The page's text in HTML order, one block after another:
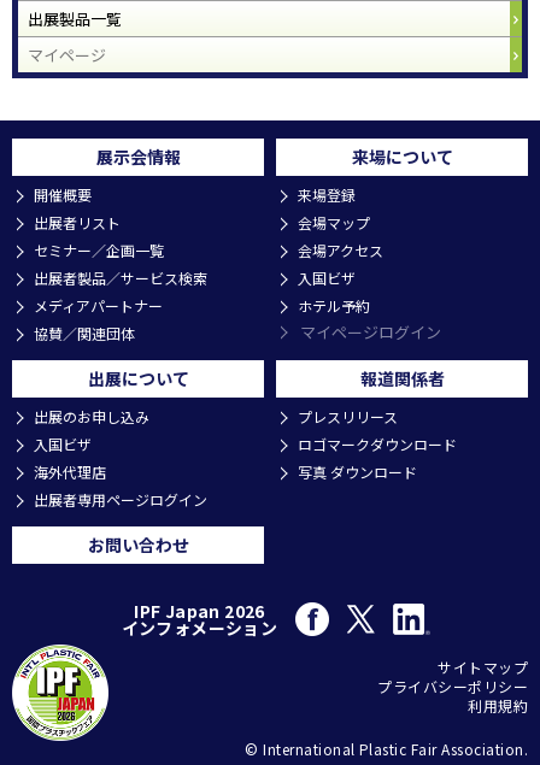
出展製品一覧
マイページ
展示会情報
開催概要
出展者リスト
セミナー／企画一覧
出展者製品／サービス検索
メディアパートナー
協賛／関連団体
来場について
来場登録
会場マップ
会場アクセス
入国ビザ
ホテル予約
マイページログイン
出展について
出展のお申し込み
入国ビザ
海外代理店
出展者専用ページログイン
報道関係者
プレスリリース
ロゴマークダウンロード
写真 ダウンロード
お問い合わせ
IPF Japan 2026
インフォメーション
サイトマップ
プライバシーポリシー
利用規約
© International Plastic Fair Association.